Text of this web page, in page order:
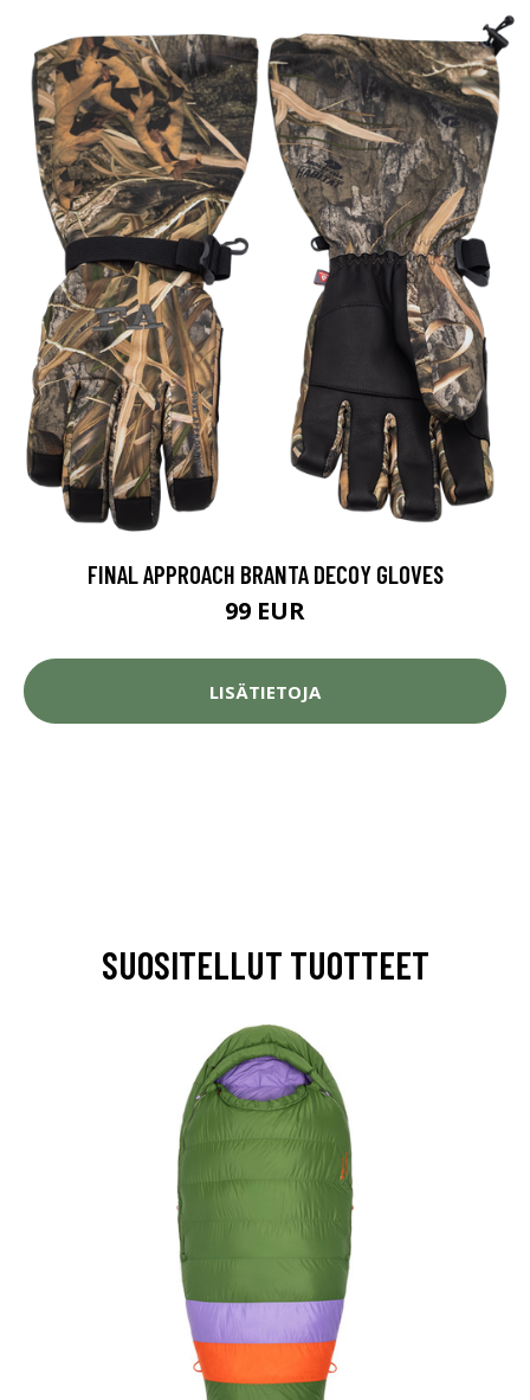
FINAL APPROACH BRANTA DECOY GLOVES
99 EUR
LISÄTIETOJA
SUOSITELLUT TUOTTEET